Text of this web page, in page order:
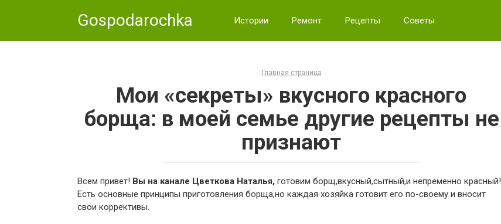
Gospodarochka Истории Ремонт Рецепты Советы
Главная страница
Мои «секреты» вкусного красного
борща: в моей семье другие рецепты не
признают
Всем привет! Вы на канале Цветкова Наталья, готовим борщ,вкусный,сытный,и непременно красный!
Есть основные принципы приготовления борща,но каждая хозяйка готовит его по-своему и вносит
свои коррективы.